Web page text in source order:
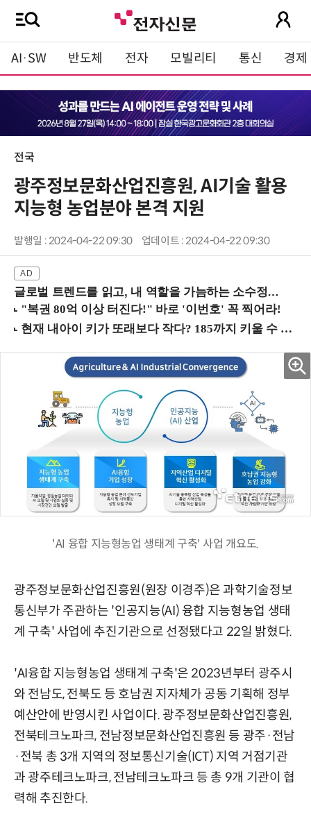
AI·SW 반도체 전자 모빌리티 통신 경제
전국
광주정보문화산업진흥원, AI기술 활용
지능형 농업분야 본격 지원
발행일 : 2024-04-22 09:30 업데이트 : 2024-04-22 09:30
글로벌 트렌드를 읽고, 내 역할을 가늠하는 소수정예 실습 워크숍 (8/28 신논현역)
'AI 융합 지능형농업 생태계 구축' 사업 개요도.
광주정보문화산업진흥원(원장 이경주)은 과학기술정보
통신부가 주관하는 '인공지능(AI) 융합 지능형농업 생태
계 구축' 사업에 추진기관으로 선정됐다고 22일 밝혔다.
'AI융합 지능형농업 생태계 구축'은 2023년부터 광주시
와 전남도, 전북도 등 호남권 지자체가 공동 기획해 정부
예산안에 반영시킨 사업이다. 광주정보문화산업진흥원,
전북테크노파크, 전남정보문화산업진흥원 등 광주·전남
·전북 총 3개 지역의 정보통신기술(ICT) 지역 거점기관
과 광주테크노파크, 전남테크노파크 등 총 9개 기관이 협
력해 추진한다.